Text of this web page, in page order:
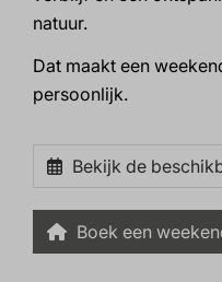
natuur.
Dat maakt een
persoonlijk.
Bekijk de
Boek een